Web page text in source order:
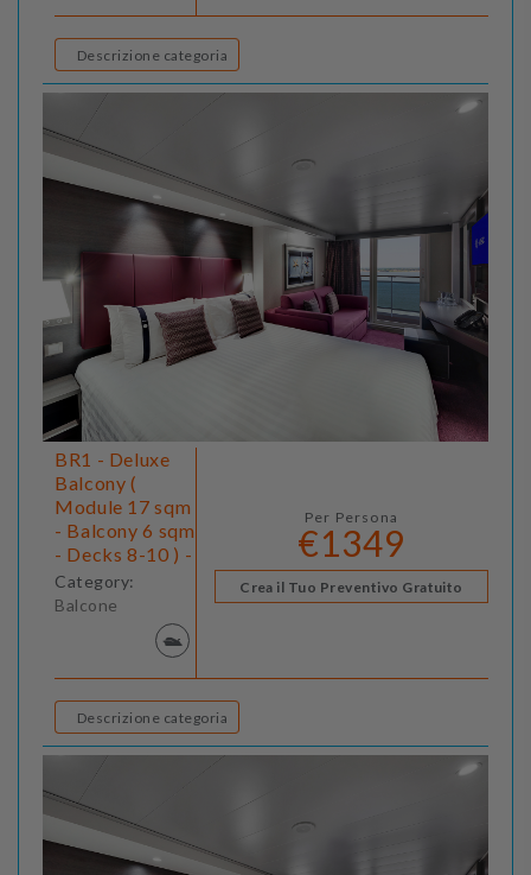
Descrizione categoria
BR1 - Deluxe
Balcony (
Module 17 sqm
- Balcony 6 sqm
- Decks 8-10 ) -
Category:
Balcone
Per Persona
€1349
Crea il Tuo Preventivo Gratuito
Descrizione categoria